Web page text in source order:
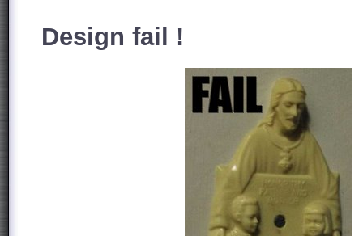
Design fail !